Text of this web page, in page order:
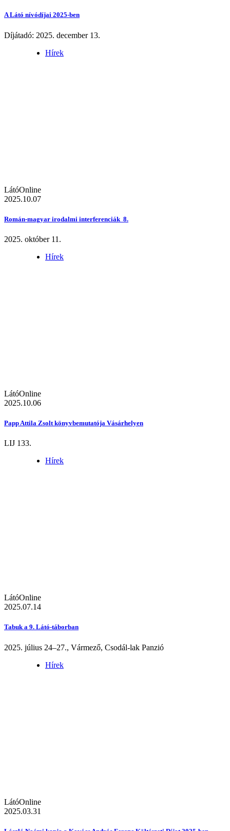
A Látó nívódíjai 2025-ben
Díjátadó: 2025. december 13.
Hírek
LátóOnline
2025.10.07
Román-magyar irodalmi interferenciák 8.
2025. október 11.
Hírek
LátóOnline
2025.10.06
Papp Attila Zsolt könyvbemutatója Vásárhelyen
LIJ 133.
Hírek
LátóOnline
2025.07.14
Tabuk a 9. Látó-táborban
2025. július 24–27., Vármező, Csodál-lak Panzió
Hírek
LátóOnline
2025.03.31